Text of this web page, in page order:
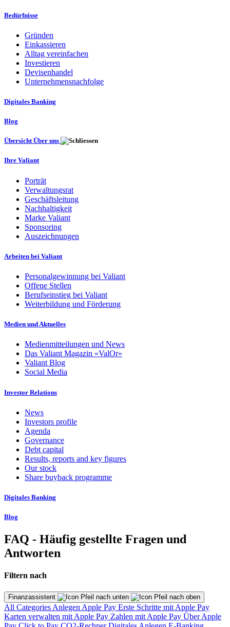
Bedürfnisse
Gründen
Einkassieren
Alltag vereinfachen
Investieren
Devisenhandel
Unternehmensnachfolge
Digitales Banking
Blog
Übersicht Über uns
Ihre Valiant
Porträt
Verwaltungsrat
Geschäftsleitung
Nachhaltigkeit
Marke Valiant
Sponsoring
Auszeichnungen
Arbeiten bei Valiant
Personalgewinnung bei Valiant
Offene Stellen
Berufseinstieg bei Valiant
Weiterbildung und Förderung
Medien und Aktuelles
Medienmitteilungen und News
Das Valiant Magazin «ValOr»
Valiant Blog
Social Media
Investor Relations
News
Investors profile
Agenda
Governance
Debt capital
Results, reports and key figures
Our stock
Share buyback programme
Digitales Banking
Blog
FAQ - Häufig gestellte Fragen und
Antworten
Filtern nach
Finanzassistent
All Categories Anlegen Apple Pay Erste Schritte mit Apple Pay
Karten verwalten mit Apple Pay Zahlen mit Apple Pay Über Apple